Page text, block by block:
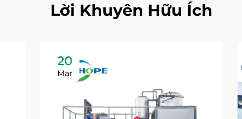
Lời Khuyên Hữu Ích
20
Mar